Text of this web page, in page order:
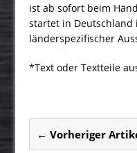
ist ab sofort beim
startet in
länderspezifischer
*Text oder Textteile
← Vorheriger